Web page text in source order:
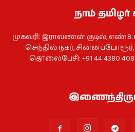
நாம் தமிழர்
முகவரி: இராவணன் குடில்,
செந்தில் நகர்,
தொலைபேசி: +91 44 4380